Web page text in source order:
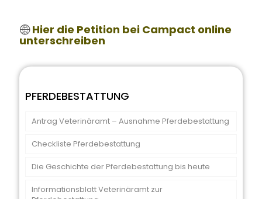
Hier die Petition bei Campact online
unterschreiben
PFERDEBESTATTUNG
Antrag Veterinäramt – Ausnahme Pferdebestattung
Checkliste Pferdebestattung
Die Geschichte der Pferdebestattung bis heute
Informationsblatt Veterinäramt zur